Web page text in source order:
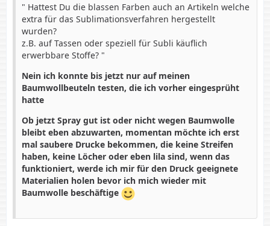
" Hattest Du die blassen Farben auch an Artikeln welche
extra für das Sublimationsverfahren hergestellt
wurden?
z.B. auf Tassen oder speziell für Subli käuflich
erwerbbare Stoffe? "
Nein ich konnte bis jetzt nur auf meinen
Baumwollbeuteln testen, die ich vorher eingesprüht
hatte
Ob jetzt Spray gut ist oder nicht wegen Baumwolle
bleibt eben abzuwarten, momentan möchte ich erst
mal saubere Drucke bekommen, die keine Streifen
haben, keine Löcher oder eben lila sind, wenn das
funktioniert, werde ich mir für den Druck geeignete
Materialien holen bevor ich mich wieder mit
Baumwolle beschäftige